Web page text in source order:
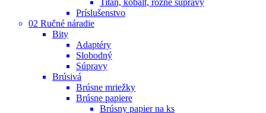
Príslušenstvo
02 Ručné náradie
Bity
Adaptéry
Slobodný
Súpravy
Brúsivá
Brúsne mriežky
Brúsne papiere
Brúsny papier na ks